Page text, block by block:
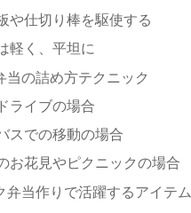
や仕切り棒を駆使する
軽く、平坦に
当の詰め方テクニック
ライブの場合
スでの移動の場合
お花見やピクニックの場合
弁当作りで活躍するアイテム